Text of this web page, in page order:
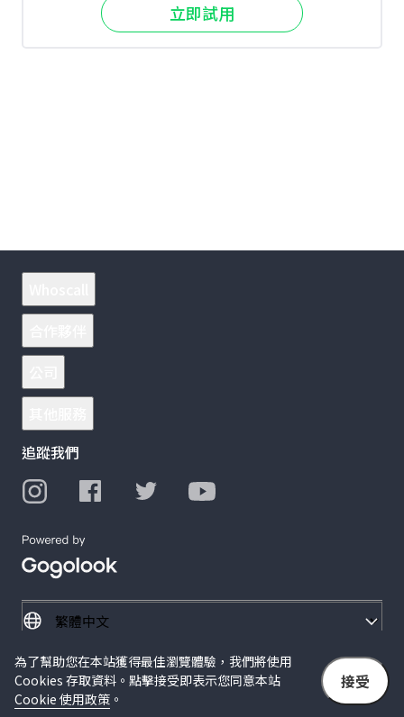
立即試用
追蹤我們
© 2026 Gogolook. All Rights Reserved.
隱私權政策
為了幫助您在本站獲得最佳瀏覽體驗，我們將使用
Cookies 存取資料。點擊接受即表示您同意本站
Cookie 使用政策 。
接受